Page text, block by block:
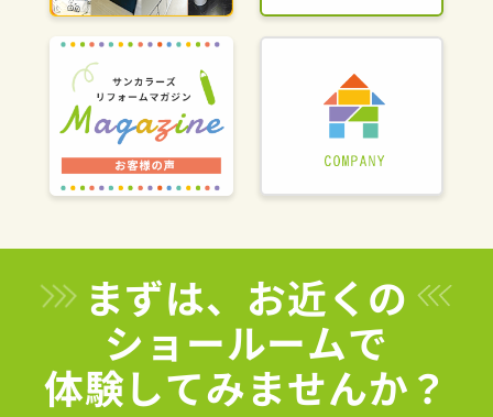
まずは、お近くの
ショールームで
体験してみませんか？